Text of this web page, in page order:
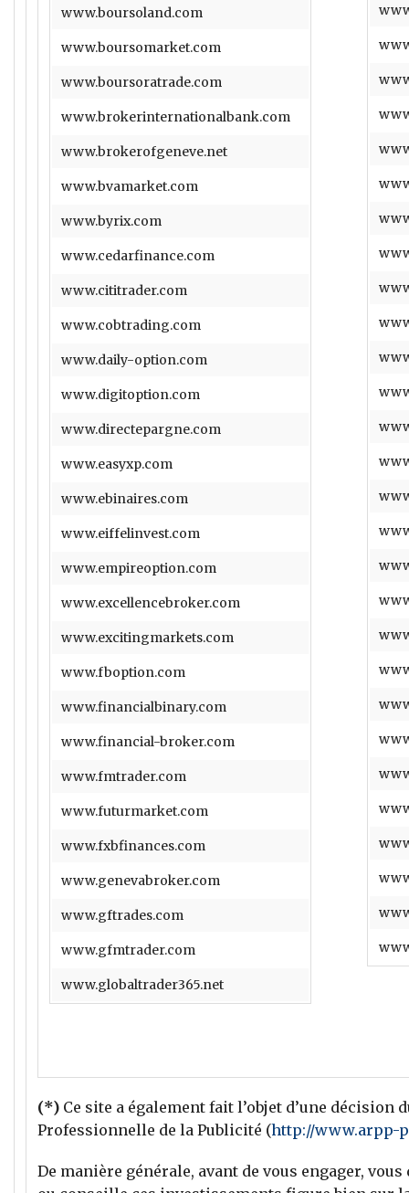
www.boursoland.com
www.boursomarket.com
www.boursoratrade.com
www.brokerinternationalbank.com
www.brokerofgeneve.net
www.bvamarket.com
www.byrix.com
www.cedarfinance.com
www.cititrader.com
www.cobtrading.com
www.daily-option.com
www.digitoption.com
www.directepargne.com
www.easyxp.com
www.ebinaires.com
www.eiffelinvest.com
www.empireoption.com
www.excellencebroker.com
www.excitingmarkets.com
www.fboption.com
www.financialbinary.com
www.financial-broker.com
www.fmtrader.com
www.futurmarket.com
www.fxbfinances.com
www.genevabroker.com
www.gftrades.com
www.gfmtrader.com
www.globaltrader365.net
(*) Ce site a également fait l’objet d’une
Professionnelle de la Publicité (http://www.arpp-
De manière générale, avant de vous engager,